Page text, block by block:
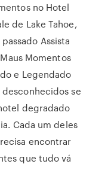
no Hotel
de Lake Tahoe,
Assista
Momentos
e Legendado
desconhecidos se
degradado
Cada um deles
encontrar
que tudo vá